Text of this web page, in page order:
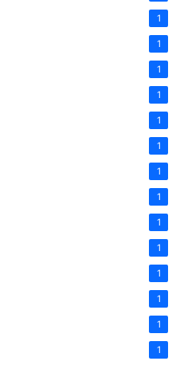
1
1
1
1
1
1
1
1
1
1
1
1
1
1